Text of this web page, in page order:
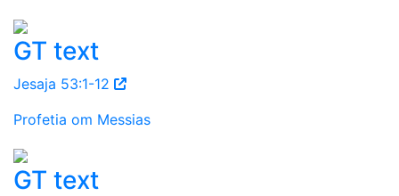
GT text
Jesaja 53:1-12
Profetia om Messias
GT text